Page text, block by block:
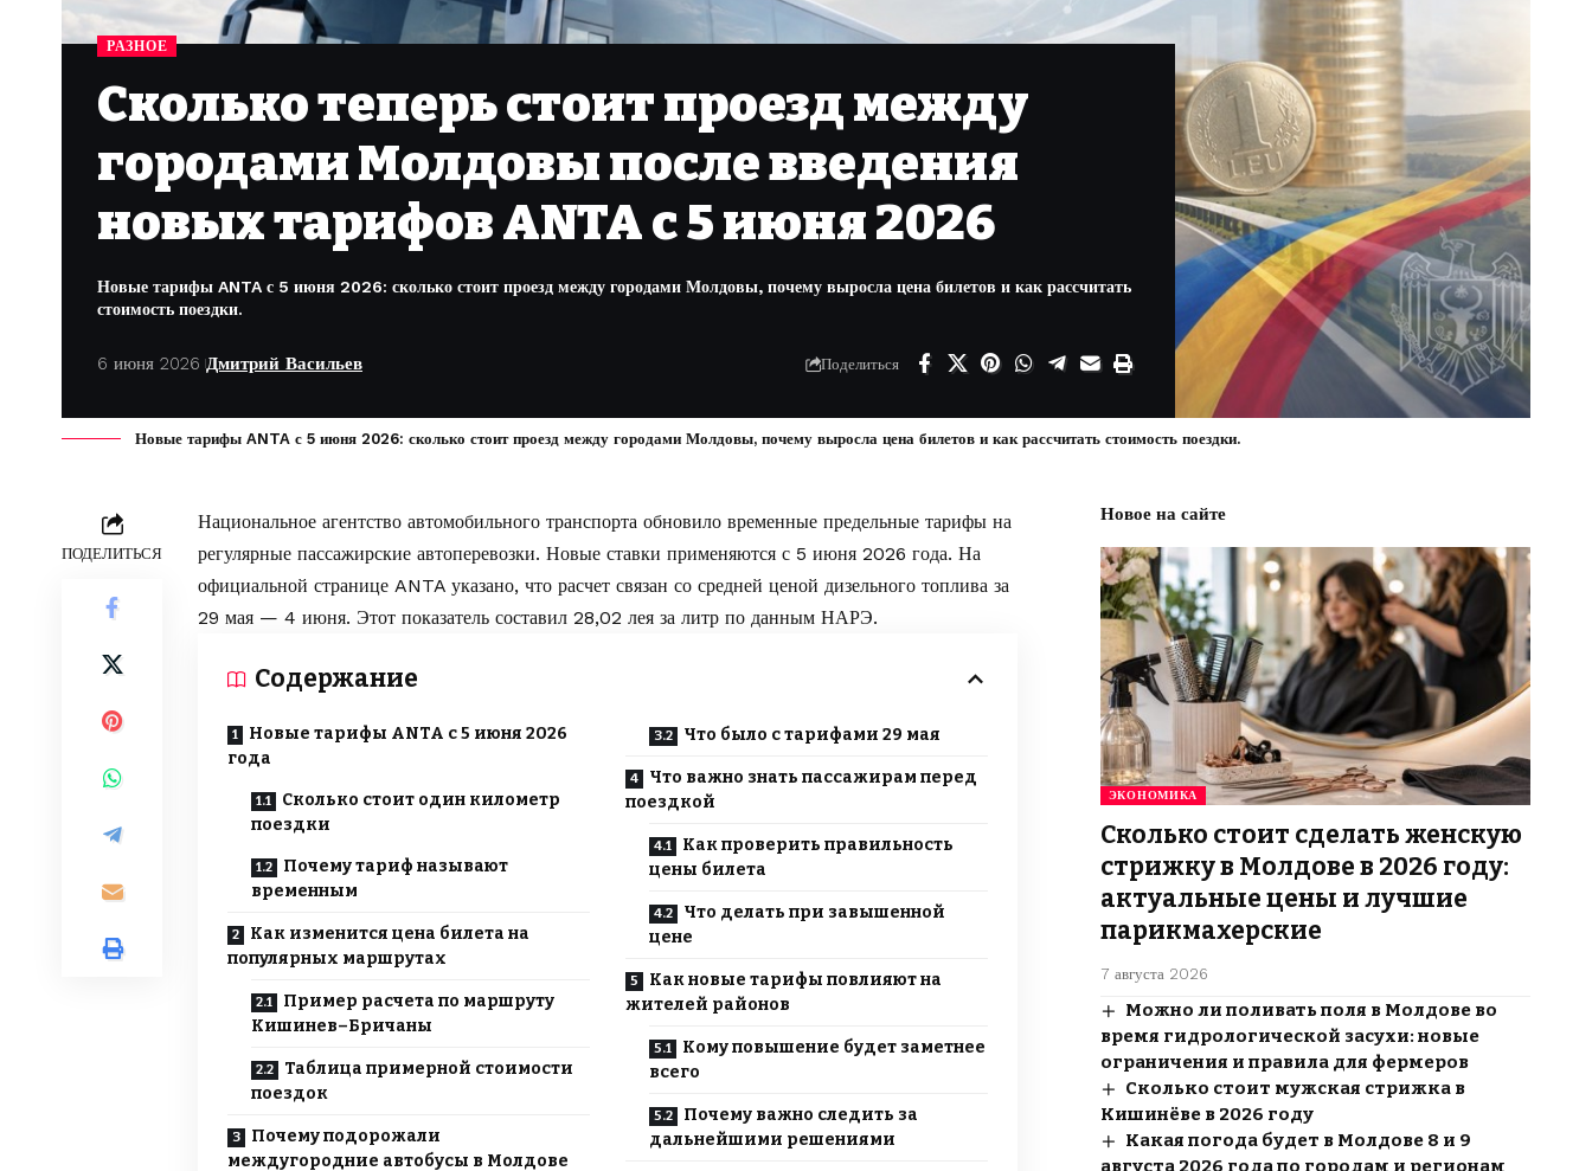
РАЗНОЕ
Сколько теперь стоит проезд между
городами Молдовы после введения
новых тарифов ANTA с 5 июня 2026
Новые тарифы ANTA с 5 июня 2026: сколько стоит проезд между городами Молдовы, почему выросла цена билетов и как рассчитать
стоимость поездки.
6 июня 2026 Дмитрий Васильев Поделиться
Новые тарифы ANTA с 5 июня 2026: сколько стоит проезд между городами Молдовы, почему выросла цена билетов и как рассчитать стоимость поездки.
ПОДЕЛИТЬСЯ
Национальное агентство автомобильного транспорта обновило временные предельные тарифы на
регулярные пассажирские автоперевозки. Новые ставки применяются с 5 июня 2026 года. На
официальной странице ANTA указано, что расчет связан со средней ценой дизельного топлива за
29 мая — 4 июня. Этот показатель составил 28,02 лея за литр по данным НАРЭ.
Содержание
Новые тарифы ANTA с 5 июня 2026
года
Сколько стоит один километр
поездки
Почему тариф называют
временным
Как изменится цена билета на
популярных маршрутах
Пример расчета по маршруту
Кишинев–Бричаны
Таблица примерной стоимости
поездок
Почему подорожали
междугородние автобусы в Молдове
Что было с тарифами 29 мая
Что важно знать пассажирам перед
поездкой
Как проверить правильность
цены билета
Что делать при завышенной
цене
Как новые тарифы повлияют на
жителей районов
Кому повышение будет заметнее
всего
Почему важно следить за
дальнейшими решениями
Новое на сайте
ЭКОНОМИКА
Сколько стоит сделать женскую
стрижку в Молдове в 2026 году:
актуальные цены и лучшие
парикмахерские
7 августа 2026
Можно ли поливать поля в Молдове во
время гидрологической засухи: новые
ограничения и правила для фермеров
Сколько стоит мужская стрижка в
Кишинёве в 2026 году
Какая погода будет в Молдове 8 и 9
августа 2026 года по городам и регионам